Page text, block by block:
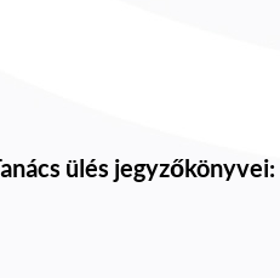
ülés jegyzőkönyvei: